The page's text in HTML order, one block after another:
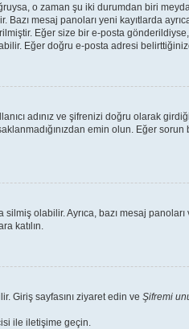
o zaman şu iki durumdan biri
mesaj panoları yeni kayıtlarda
Eğer size bir e-posta
Eğer doğru e-posta adresi
adınız ve şifrenizi doğru olarak
emin olun. Eğer
olabilir. Ayrıca, bazı mesaj
katılın.
Giriş sayfasını ziyaret edin ve Şifremi
ile iletişime geçin.